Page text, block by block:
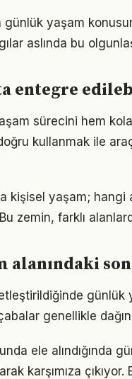
günlük yaşam
aslında bu
entegre
sürecini hem
kullanmak ile
kişisel yaşam;
zemin, farklı
alanındaki
genellikle
ele alındığında
karşımıza